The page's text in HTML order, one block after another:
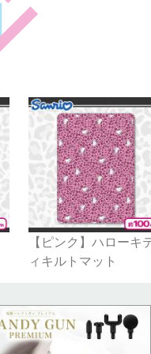
【ピンク】ハローキ
ィキルトマット